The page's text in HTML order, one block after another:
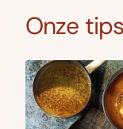
Onze tips